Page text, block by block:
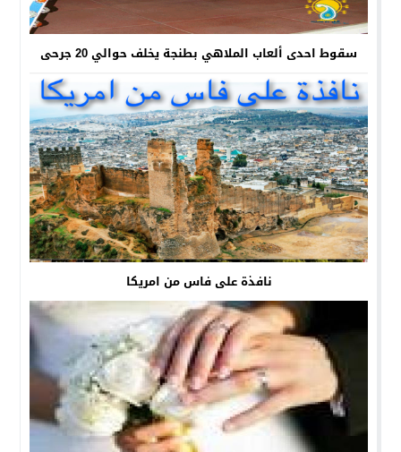
سقوط احدى ألعاب الملاهي بطنجة يخلف حوالي 20 جرحى
نافذة على فاس من امريكا